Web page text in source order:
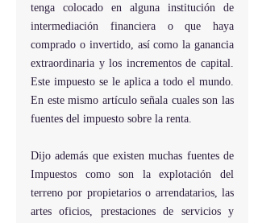
tenga colocado en alguna institución de
intermediación financiera o que haya
comprado o invertido, así como la ganancia
extraordinaria y los incrementos de capital.
Este impuesto se le aplica a todo el mundo.
En este mismo artículo señala cuales son las
fuentes del impuesto sobre la renta.
Dijo además que existen muchas fuentes de
Impuestos como son la explotación del
terreno por propietarios o arrendatarios, las
artes oficios, prestaciones de servicios y